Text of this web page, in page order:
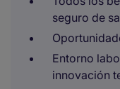
seguro de
Entorno
innovación